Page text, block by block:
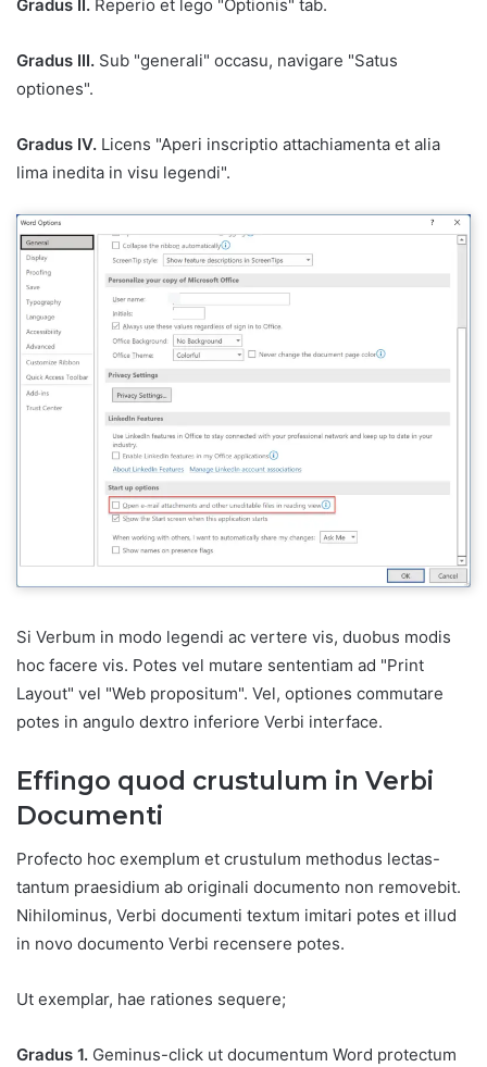
Gradus II. Reperio et lego "Optionis" tab.
Gradus III. Sub "generali" occasu, navigare "Satus
optiones".
Gradus IV. Licens "Aperi inscriptio attachiamenta et alia
lima inedita in visu legendi".
Si Verbum in modo legendi ac vertere vis, duobus modis
hoc facere vis. Potes vel mutare sententiam ad "Print
Layout" vel "Web propositum". Vel, optiones commutare
potes in angulo dextro inferiore Verbi interface.
Effingo quod crustulum in Verbi
Documenti
Profecto hoc exemplum et crustulum methodus lectas-
tantum praesidium ab originali documento non removebit.
Nihilominus, Verbi documenti textum imitari potes et illud
in novo documento Verbi recensere potes.
Ut exemplar, hae rationes sequere;
Gradus 1. Geminus-click ut documentum Word protectum